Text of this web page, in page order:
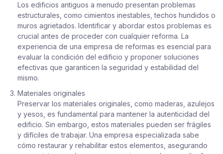
Los edificios antiguos a menudo presentan problemas
estructurales, como cimientos inestables, techos hundidos o
muros agrietados. Identificar y abordar estos problemas es
crucial antes de proceder con cualquier reforma. La
experiencia de una empresa de reformas es esencial para
evaluar la condición del edificio y proponer soluciones
efectivas que garanticen la seguridad y estabilidad del
mismo.
Materiales originales
Preservar los materiales originales, como maderas, azulejos
y yesos, es fundamental para mantener la autenticidad del
edificio. Sin embargo, estos materiales pueden ser frágiles
y difíciles de trabajar. Una empresa especializada sabe
cómo restaurar y rehabilitar estos elementos, asegurando